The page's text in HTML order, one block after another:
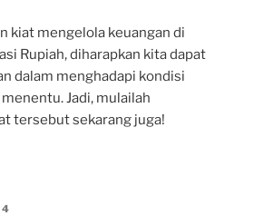
kiat mengelola keuangan di
Rupiah, diharapkan kita dapat
dalam menghadapi kondisi
Jadi, mulailah
tersebut sekarang juga!